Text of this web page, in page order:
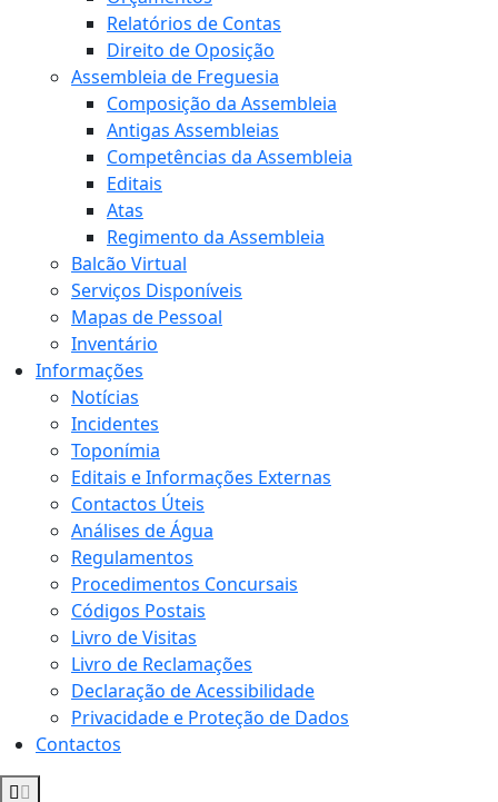
Relatórios de Contas
Direito de Oposição
Assembleia de Freguesia
Composição da Assembleia
Antigas Assembleias
Competências da Assembleia
Editais
Atas
Regimento da Assembleia
Balcão Virtual
Serviços Disponíveis
Mapas de Pessoal
Inventário
Informações
Notícias
Incidentes
Toponímia
Editais e Informações Externas
Contactos Úteis
Análises de Água
Regulamentos
Procedimentos Concursais
Códigos Postais
Livro de Visitas
Livro de Reclamações
Declaração de Acessibilidade
Privacidade e Proteção de Dados
Contactos